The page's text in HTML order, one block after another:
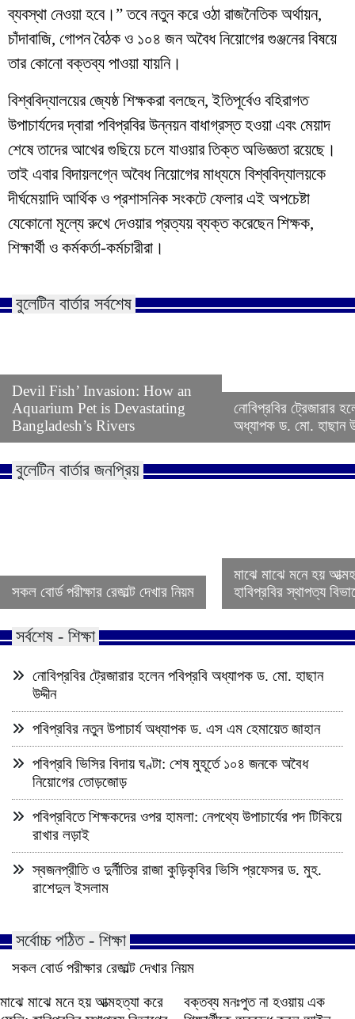
ব্যবস্থা নেওয়া হবে।” তবে নতুন করে ওঠা রাজনৈতিক অর্থায়ন,
চাঁদাবাজি, গোপন বৈঠক ও ১০৪ জন অবৈধ নিয়োগের গুঞ্জনের বিষয়ে
তার কোনো বক্তব্য পাওয়া যায়নি।
​বিশ্ববিদ্যালয়ের জ্যেষ্ঠ শিক্ষকরা বলছেন, ইতিপূর্বেও বহিরাগত
উপাচার্যদের দ্বারা পবিপ্রবির উন্নয়ন বাধাগ্রস্ত হওয়া এবং মেয়াদ
শেষে তাদের আখের গুছিয়ে চলে যাওয়ার তিক্ত অভিজ্ঞতা রয়েছে।
তাই এবার বিদায়লগ্নে অবৈধ নিয়োগের মাধ্যমে বিশ্ববিদ্যালয়কে
দীর্ঘমেয়াদি আর্থিক ও প্রশাসনিক সংকটে ফেলার এই অপচেষ্টা
যেকোনো মূল্যে রুখে দেওয়ার প্রত্যয় ব্যক্ত করেছেন শিক্ষক,
শিক্ষার্থী ও কর্মকর্তা-কর্মচারীরা।
বুলেটিন বার্তার সর্বশেষ
Devil Fish’ Invasion: How an
Aquarium Pet is Devastating
Bangladesh’s Rivers
নোবিপ্রবির ট্রেজারার
অধ্যাপক ড. মো. হাছান
বুলেটিন বার্তার জনপ্রিয়
সকল বোর্ড পরীক্ষার রেজাল্ট দেখার নিয়ম
মাঝে মাঝে মনে হয়
হাবিপ্রবির স্থাপত্য
সর্বশেষ - শিক্ষা
নোবিপ্রবির ট্রেজারার হলেন পবিপ্রবি অধ্যাপক ড. মো. হাছান
উদ্দীন
পবিপ্রবির নতুন উপাচার্য অধ্যাপক ড. এস এম হেমায়েত জাহান
পবিপ্রবি ভিসির বিদায় ঘণ্টা: শেষ মুহূর্তে ১০৪ জনকে অবৈধ
নিয়োগের তোড়জোড়
পবিপ্রবিতে শিক্ষকদের ওপর হামলা: নেপথ্যে উপাচার্যের পদ টিকিয়ে
রাখার লড়াই
স্বজনপ্রীতি ও দুর্নীতির রাজা কুড়িকৃবির ভিসি প্রফেসর ড. মুহ.
রাশেদুল ইসলাম
সর্বোচ্চ পঠিত - শিক্ষা
সকল বোর্ড পরীক্ষার রেজাল্ট দেখার নিয়ম
মাঝে মাঝে মনে হয় আত্মহত্যা করে
বক্তব্য মনঃপুত না হওয়ায় এক